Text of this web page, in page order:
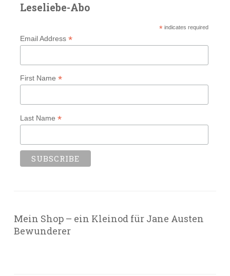
Leseliebe-Abo
*indicates required
Email Address *
First Name *
Last Name *
Mein Shop – ein Kleinod für Jane Austen
Bewunderer